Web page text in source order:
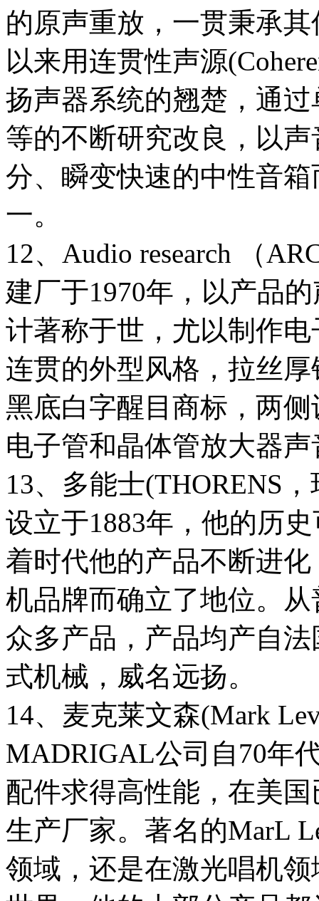
的原声重放，一贯秉承
以来用连贯性声源
扬声器系统的翘楚，通
等的不断研究改良，以
分、瞬变快速的中性音
一。
12、Audio research （
建厂于1970年，以产品
计著称于世，尤以制作
连贯的外型风格，拉丝
黑底白字醒目商标，两
电子管和晶体管放大器
13、多能士(THORENS
设立于1883年，他的历
着时代他的产品不断进
机品牌而确立了地位。
众多产品，产品均产自
式机械，威名远扬。
14、麦克莱文森(Mark
MADRIGAL公司自70年
配件求得高性能，在美
生产厂家。著名的MarL
领域，还是在激光唱机